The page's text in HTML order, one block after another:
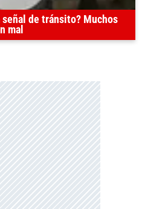
de tránsito? Muchos
mal